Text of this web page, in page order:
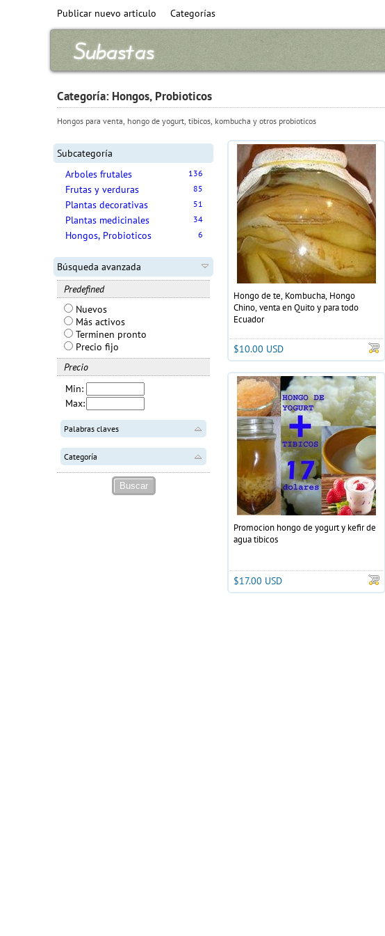
Publicar nuevo articulo Categorías
Categoría: Hongos, Probioticos
Hongos para venta, hongo de yogurt, tibicos, kombucha y otros probioticos
Subcategoría
Arboles frutales
136
Frutas y verduras 85
Plantas decorativas 51
Plantas medicinales 34
Hongos, Probioticos 6
Búsqueda avanzada
Predefined
Nuevos
Más activos
Terminen pronto
Precio fijo
Precio
Min:
Max:
Palabras claves
Categoría
Hongo de te, Kombucha, Hongo
Chino, venta en Quito y para todo
Ecuador
$10.00 USD
Promocion hongo de yogurt y kefir de
agua tibicos
$17.00 USD